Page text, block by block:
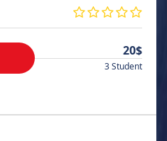
20$
3 Student